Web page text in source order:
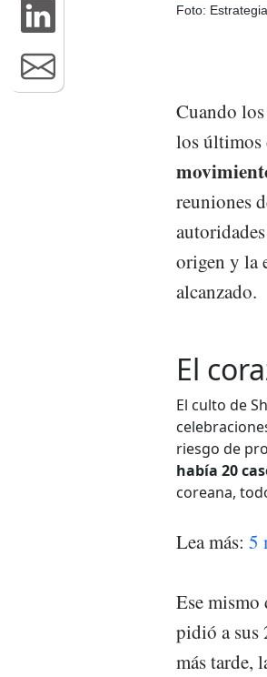
Foto:
Cuando
los últimos
reuniones
origen y la
alcanzado.
El
El culto de
riesgo de
había 20
coreana,
Lea más: 5
Ese mismo
pidió a sus
más tarde,